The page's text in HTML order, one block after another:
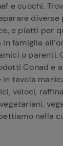
e cuochi.
diverse
e piatti per
famiglia
o parenti.
Conad e
tavola
veloci,
nella